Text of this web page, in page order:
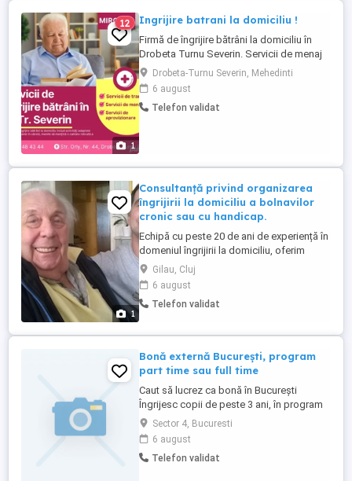
1
12 Ingrijire batrani la domiciliu !
Firmă de îngrijire bătrâni la domiciliu în
Drobeta Turnu Severin. Servicii de menaj
Servicii de transport Servicii de
aprovizionare(cumpărături) Plan de
îngrijire personalizat Suntem specializați
în furnizarea de servicii de îngrijire
Drobeta-Turnu Severin, Mehedinti
6 august
Telefon validat
1
Consultanță privind organizarea
îngrijirii la domiciliu a bolnavilor
cronic sau cu handicap.
Echipă cu peste 20 de ani de experiență în
domeniul îngrijirii la domiciliu, oferim
consultanță în ce privește organizarea
mediului de îngrijire, echipamente și
ustensile necesare potrivit cu
particularitățile cazului și în ce privește
ajutorului pentru îngrijire. ...
Gilau, Cluj
6 august
Telefon validat
Bonă externă București, program
part time sau full time
Caut să lucrez ca bonă în București
Îngrijesc copii de peste 3 ani, în program
extern. Sunt responsabilă, implicată și
disponibilă pe termen lung, inclusiv în
vacanțe. Ofer ajutor la teme, plimbări și
activități zilnice. Îmi doresc o colaborare
Sector 4, Bucuresti
6 august
Telefon validat